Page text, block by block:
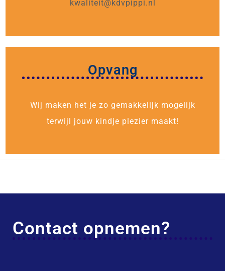
kwaliteit@kdvpippi.nl
Opvang
Wij maken het je zo gemakkelijk mogelijk
terwijl jouw kindje plezier maakt!
Contact opnemen?